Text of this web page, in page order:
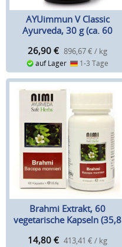
AYUimmun V Classic
Ayurveda, 30 g (ca. 60
26,90 € 896,67 € / kg
auf Lager 1-3 Tage
Brahmi Extrakt, 60
vegetarische Kapseln (35,8
14,80 € 413,41 € / kg